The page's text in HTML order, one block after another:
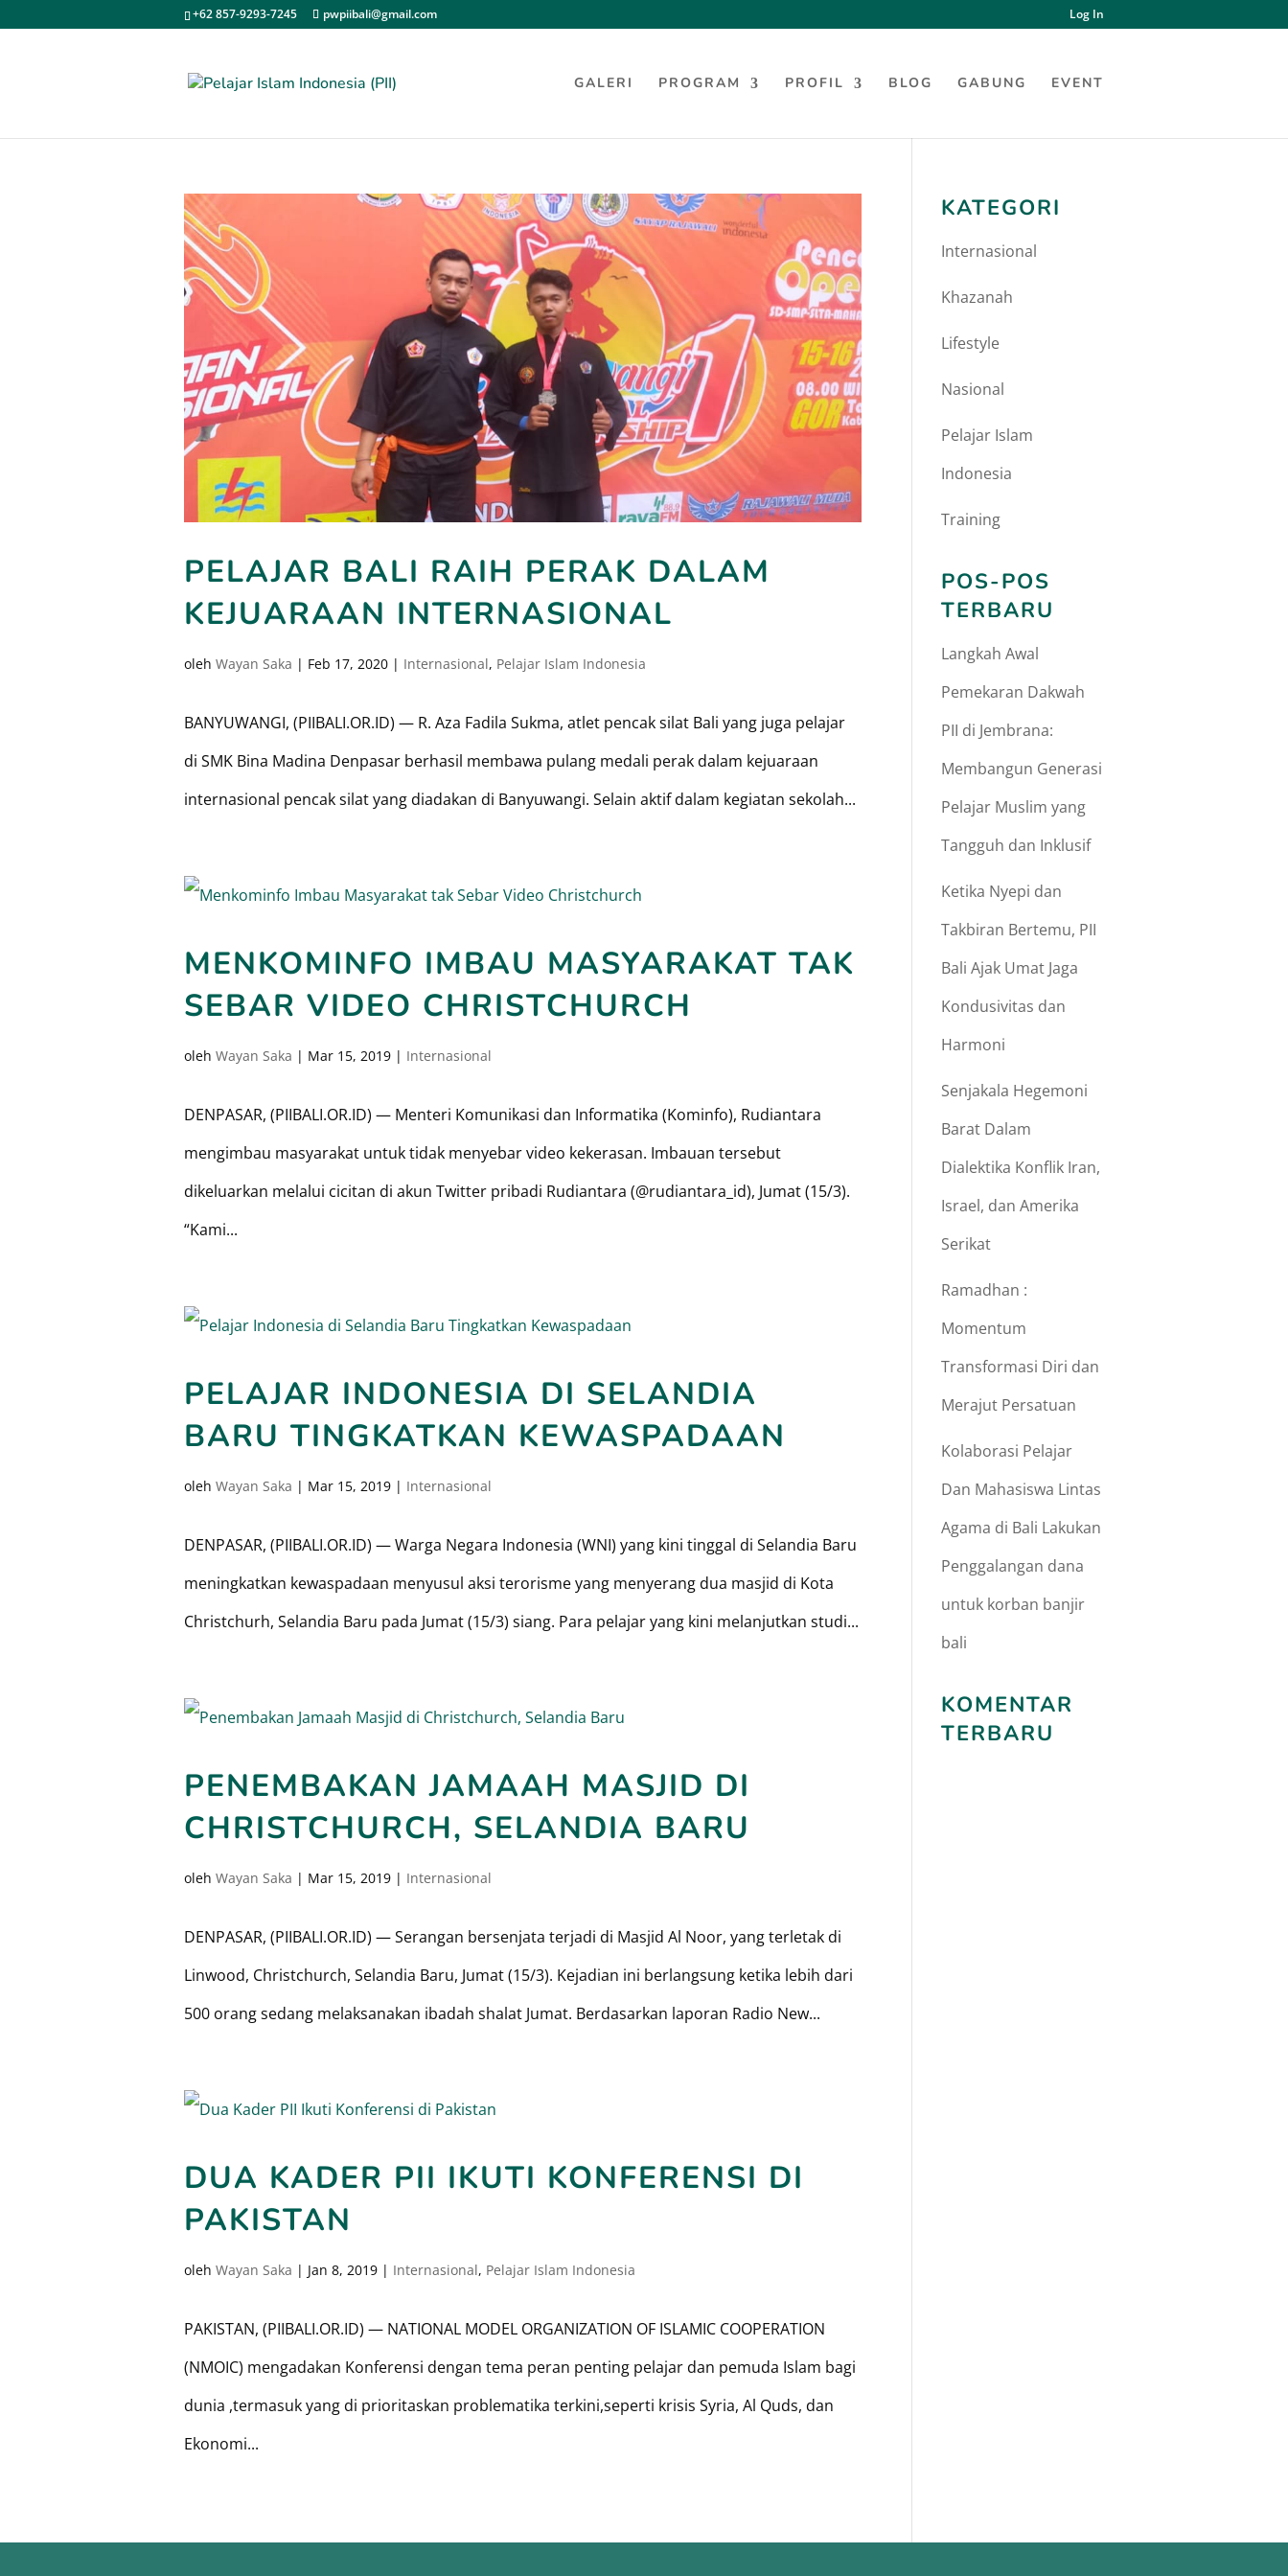
+62 857-9293-7245 pwpiibali@gmail.com Log In
GALERI PROGRAM PROFIL BLOG GABUNG EVENT
PELAJAR BALI RAIH PERAK DALAM
KEJUARAAN INTERNASIONAL
oleh Wayan Saka | Feb 17, 2020 | Internasional, Pelajar Islam Indonesia
BANYUWANGI, (PIIBALI.OR.ID) — R. Aza Fadila Sukma, atlet pencak silat Bali yang juga pelajar
di SMK Bina Madina Denpasar berhasil membawa pulang medali perak dalam kejuaraan
internasional pencak silat yang diadakan di Banyuwangi. Selain aktif dalam kegiatan sekolah...
MENKOMINFO IMBAU MASYARAKAT TAK
SEBAR VIDEO CHRISTCHURCH
oleh Wayan Saka | Mar 15, 2019 | Internasional
DENPASAR, (PIIBALI.OR.ID) — Menteri Komunikasi dan Informatika (Kominfo), Rudiantara
mengimbau masyarakat untuk tidak menyebar video kekerasan. Imbauan tersebut
dikeluarkan melalui cicitan di akun Twitter pribadi Rudiantara (@rudiantara_id), Jumat (15/3).
“Kami...
PELAJAR INDONESIA DI SELANDIA
BARU TINGKATKAN KEWASPADAAN
oleh Wayan Saka | Mar 15, 2019 | Internasional
DENPASAR, (PIIBALI.OR.ID) — Warga Negara Indonesia (WNI) yang kini tinggal di Selandia Baru
meningkatkan kewaspadaan menyusul aksi terorisme yang menyerang dua masjid di Kota
Christchurh, Selandia Baru pada Jumat (15/3) siang. Para pelajar yang kini melanjutkan studi...
PENEMBAKAN JAMAAH MASJID DI
CHRISTCHURCH, SELANDIA BARU
oleh Wayan Saka | Mar 15, 2019 | Internasional
DENPASAR, (PIIBALI.OR.ID) — Serangan bersenjata terjadi di Masjid Al Noor, yang terletak di
Linwood, Christchurch, Selandia Baru, Jumat (15/3). Kejadian ini berlangsung ketika lebih dari
500 orang sedang melaksanakan ibadah shalat Jumat. Berdasarkan laporan Radio New...
DUA KADER PII IKUTI KONFERENSI DI
PAKISTAN
oleh Wayan Saka | Jan 8, 2019 | Internasional, Pelajar Islam Indonesia
PAKISTAN, (PIIBALI.OR.ID) — NATIONAL MODEL ORGANIZATION OF ISLAMIC COOPERATION
(NMOIC) mengadakan Konferensi dengan tema peran penting pelajar dan pemuda Islam bagi
dunia ,termasuk yang di prioritaskan problematika terkini,seperti krisis Syria, Al Quds, dan
Ekonomi...
KATEGORI
Internasional
Khazanah
Lifestyle
Nasional
Pelajar Islam
Indonesia
Training
POS-POS
TERBARU
Langkah Awal
Pemekaran Dakwah
PII di Jembrana:
Membangun Generasi
Pelajar Muslim yang
Tangguh dan Inklusif
Ketika Nyepi dan
Takbiran Bertemu, PII
Bali Ajak Umat Jaga
Kondusivitas dan
Harmoni
Senjakala Hegemoni
Barat Dalam
Dialektika Konflik Iran,
Israel, dan Amerika
Serikat
Ramadhan :
Momentum
Transformasi Diri dan
Merajut Persatuan
Kolaborasi Pelajar
Dan Mahasiswa Lintas
Agama di Bali Lakukan
Penggalangan dana
untuk korban banjir
bali
KOMENTAR
TERBARU